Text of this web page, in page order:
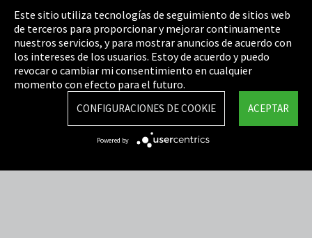
Pie de imprenta
Política de privacidad
Cookie Settings
Términos y Condiciones
Mapa del sitio
Integrity Line
Este sitio utiliza tecnologías de seguimiento de sitios web
de terceros para proporcionar y mejorar continuamente
nuestros servicios, y para mostrar anuncios de acuerdo con
los intereses de los usuarios. Estoy de acuerdo y puedo
revocar o cambiar mi consentimiento en cualquier
momento con efecto para el futuro.
ACEPTAR
CONFIGURACIONES DE COOKIE
Powered by